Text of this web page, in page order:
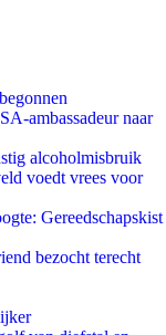
ambassadeur naar
alcoholmisbruik
voedt vrees voor
Gereedschapskist
bezocht terecht